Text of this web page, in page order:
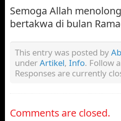
Semoga Allah
bertakwa di bulan
This entry was posted by
underArtikel, Info. Follow
Responses are currently
Comments are closed.